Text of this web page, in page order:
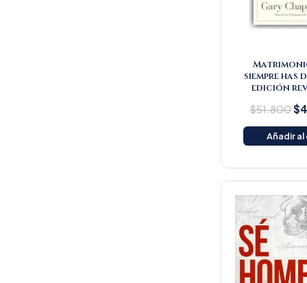
siempre has
edición
$51.800$
Añadir